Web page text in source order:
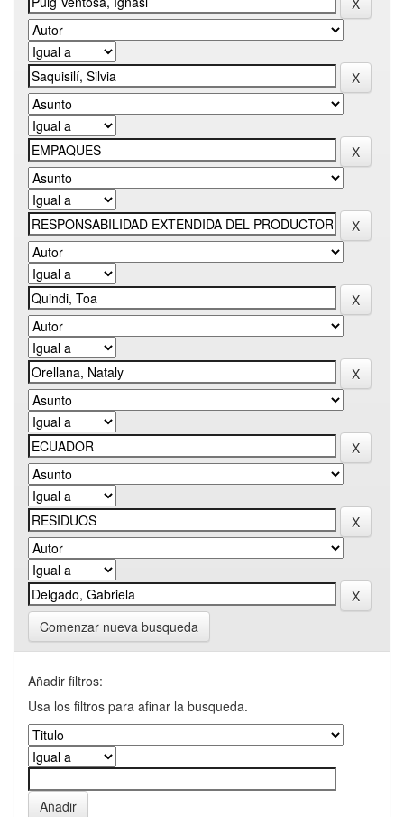
Comenzar nueva busqueda
Añadir filtros:
Usa los filtros para afinar la busqueda.